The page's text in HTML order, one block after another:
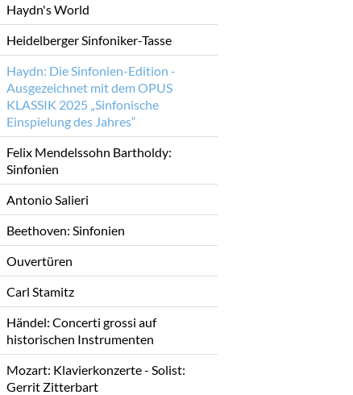
überspringen
Haydn's World
Heidelberger Sinfoniker-Tasse
Haydn: Die Sinfonien-Edition -
Ausgezeichnet mit dem OPUS
KLASSIK 2025 „Sinfonische
Einspielung des Jahres“
Felix Mendelssohn Bartholdy:
Sinfonien
Antonio Salieri
Beethoven: Sinfonien
Ouvertüren
Carl Stamitz
Händel: Concerti grossi auf
historischen Instrumenten
Mozart: Klavierkonzerte - Solist:
Gerrit Zitterbart